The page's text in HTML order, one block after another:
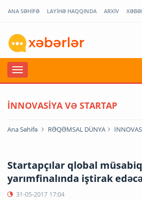
ANA SƏHİFƏ LAYİHƏ HAQQINDA ARXİV
İNNOVASİYA VƏ STARTAP
Ana Səhifə RƏQƏMSAL DÜNYA
Startapçılar qlobal
yarımfinalında iştirak
31-05-2017 17:04